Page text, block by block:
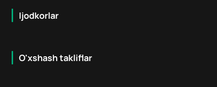
Ijodkorlar
O'xshash takliflar
16 + 7.9